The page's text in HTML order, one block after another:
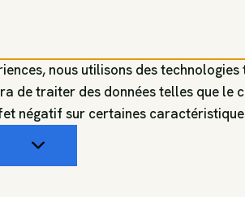
nous utilisons des
de traiter des données telles que le
négatif sur certaines